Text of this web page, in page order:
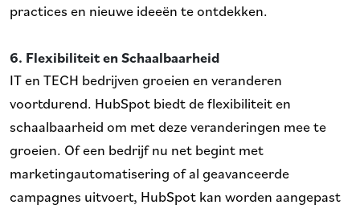
practices en nieuwe ideeën te ontdekken.
6. Flexibiliteit en Schaalbaarheid
IT en TECH bedrijven groeien en veranderen
voortdurend. HubSpot biedt de flexibiliteit en
schaalbaarheid om met deze veranderingen mee te
groeien. Of een bedrijf nu net begint met
marketingautomatisering of al geavanceerde
campagnes uitvoert, HubSpot kan worden aangepast